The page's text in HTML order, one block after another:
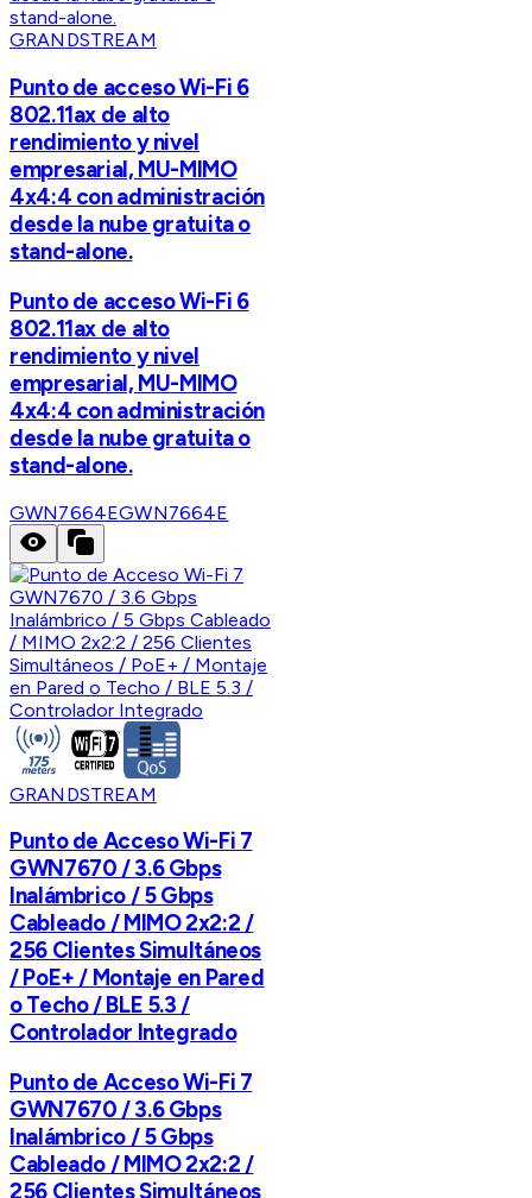
GRANDSTREAM
Punto de acceso Wi-Fi 6
802.11ax de alto
rendimiento y nivel
empresarial, MU-MIMO
4x4:4 con administración
desde la nube gratuita o
stand-alone.
Punto de acceso Wi-Fi 6
802.11ax de alto
rendimiento y nivel
empresarial, MU-MIMO
4x4:4 con administración
desde la nube gratuita o
stand-alone.
GWN7664EGWN7664E
GRANDSTREAM
Punto de Acceso Wi-Fi 7
GWN7670 / 3.6 Gbps
Inalámbrico / 5 Gbps
Cableado / MIMO 2x2:2 /
256 Clientes Simultáneos
/ PoE+ / Montaje en Pared
o Techo / BLE 5.3 /
Controlador Integrado
Punto de Acceso Wi-Fi 7
GWN7670 / 3.6 Gbps
Inalámbrico / 5 Gbps
Cableado / MIMO 2x2:2 /
256 Clientes Simultáneos